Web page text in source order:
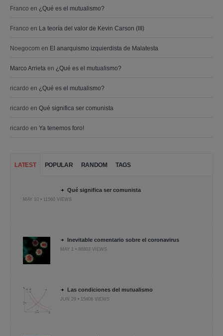
Franco en ¿Qué es el mutualismo?
Franco en La teoría del valor de Kevin Carson (III)
Noegocom en El anarquismo izquierdista de Malatesta
Marco Arrieta en ¿Qué es el mutualismo?
ricardo en ¿Qué es el mutualismo?
ricardo en Qué significa ser comunista
ricardo en Ya tenemos foro!
LATEST POPULAR RANDOM TAGS
Qué significa ser comunista
MAY 10 • 11560 VIEWS
Inevitable comentario sobre el coronavirus
MAY 1 • 86803 VIEWS
Las condiciones del mutualismo
JUN 29 • 15408 VIEWS